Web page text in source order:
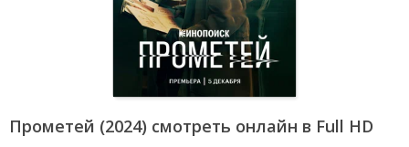
Прометей (2024) смотреть онлайн в Full HD